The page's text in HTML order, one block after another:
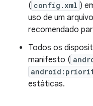
( config.xml )
uso de um
recomendado
Todos os
manifesto (
estáticas.